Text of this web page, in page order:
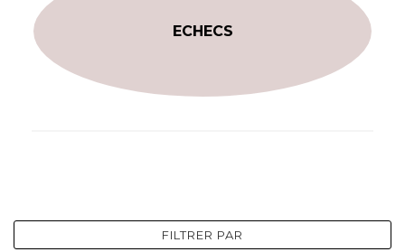
ECHECS
FILTRER PAR